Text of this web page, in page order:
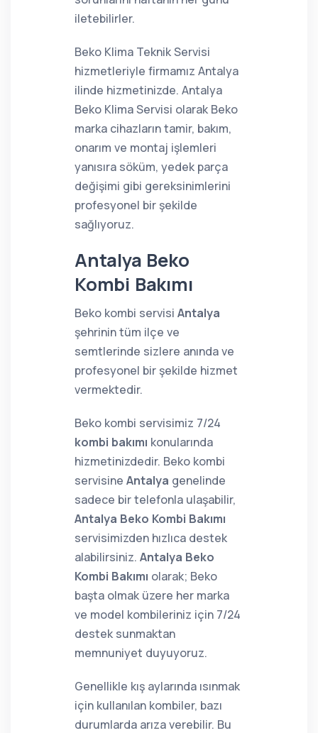
iletebilirler.
Beko Klima Teknik Servisi
hizmetleriyle firmamız Antalya
ilinde hizmetinizde. Antalya
Beko Klima Servisi olarak Beko
marka cihazların tamir, bakım,
onarım ve montaj işlemleri
yanısıra söküm, yedek parça
değişimi gibi gereksinimlerini
profesyonel bir şekilde
sağlıyoruz.
Antalya Beko
Kombi Bakımı
Beko kombi servisi Antalya
şehrinin tüm ilçe ve
semtlerinde sizlere anında ve
profesyonel bir şekilde hizmet
vermektedir.
Beko kombi servisimiz 7/24
kombi bakımı konularında
hizmetinizdedir. Beko kombi
servisine Antalya genelinde
sadece bir telefonla ulaşabilir,
Antalya Beko Kombi Bakımı
servisimizden hızlıca destek
alabilirsiniz. Antalya Beko
Kombi Bakımı olarak; Beko
başta olmak üzere her marka
ve model kombileriniz için 7/24
destek sunmaktan
memnuniyet duyuyoruz.
Genellikle kış aylarında ısınmak
için kullanılan kombiler, bazı
durumlarda arıza verebilir. Bu